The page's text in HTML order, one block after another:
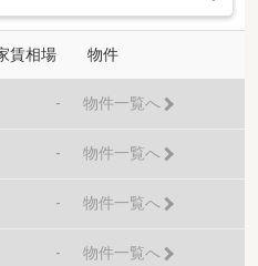
賃相場 物件
- 物件一覧へ
- 物件一覧へ
- 物件一覧へ
- 物件一覧へ